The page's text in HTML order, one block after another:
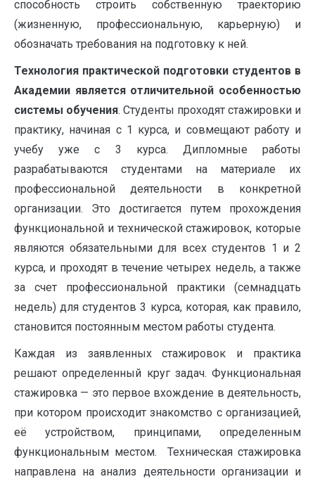
способность строить собственную траекторию
(жизненную, профессиональную, карьерную) и
обозначать требования на подготовку к ней.
Технология практической подготовки студентов в
Академии является отличительной особенностью
системы обучения. Студенты проходят стажировки и
практику, начиная с 1 курса, и совмещают работу и
учебу уже с 3 курса. Дипломные работы
разрабатываются студентами на материале их
профессиональной деятельности в конкретной
организации. Это достигается путем прохождения
функциональной и технической стажировок, которые
являются обязательными для всех студентов 1 и 2
курса, и проходят в течение четырех недель, а также
за счет профессиональной практики (семнадцать
недель) для студентов 3 курса, которая, как правило,
становится постоянным местом работы студента.
Каждая из заявленных стажировок и практика
решают определенный круг задач. Функциональная
стажировка — это первое вхождение в деятельность,
при котором происходит знакомство с организацией,
её устройством, принципами, определенным
функциональным местом. Техническая стажировка
направлена на анализ деятельности организации и